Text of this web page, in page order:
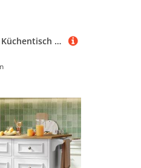
Jiasheng Mobiler Küchentisch 132 cm Kücheninsel Landhausstil mit klappbarer Arbeitsplatte Küchenwagen mit Schubladen Schrankfächern Gewürzregal Handtuchhalter und Rollen für Küche und Esszimmer, Weiß